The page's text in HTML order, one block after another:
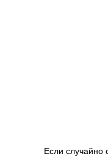
Если случайно